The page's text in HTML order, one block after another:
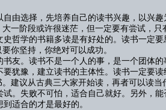
由选择，先培养自己的读书兴趣，以兴趣
一阶段或许很迷茫，但一定要有尝试，只
哲学的书籍多读是有好处的。读书一定
你坚持，你绝对可以成功。
友。读书不是一个人的事，是一个团体的
犹豫，建立读书的主体性。读书一定要
建议从古典三大家开始读，再者可以读当
。失败不可怕，适合自己就好。另外，能
适合的才是最好的。